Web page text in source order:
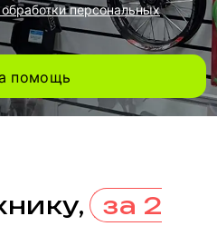
персональных
помощь
за 2